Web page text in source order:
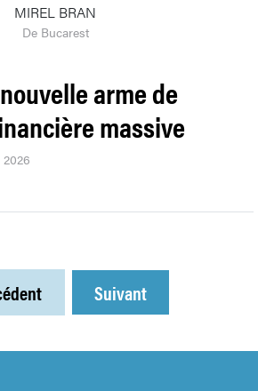
MIREL BRAN
De Bucarest
arme de
massive
Suivant